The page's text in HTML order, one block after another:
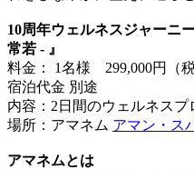
10周年ウェルネスジャーニ
常若 - 』
料金： 1名様 299,000円（
宿泊代金 別途
内容：2日間のウェルネスプ
場所：アマネム アマン・ス
アマネムとは